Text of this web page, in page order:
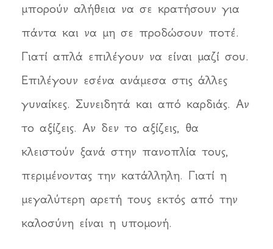
μπορούν αλήθεια να σε κρατήσουν για
πάντα και να μη σε προδώσουν ποτέ.
Γιατί απλά επιλέγουν να είναι μαζί σου.
Επιλέγουν εσένα ανάμεσα στις άλλες
γυναίκες. Συνειδητά και από καρδιάς. Αν
το αξίζεις. Αν δεν το αξίζεις, θα
κλειστούν ξανά στην πανοπλία τους,
περιμένοντας την κατάλληλη. Γιατί η
μεγαλύτερη αρετή τους εκτός από την
καλοσύνη είναι η υπομονή.